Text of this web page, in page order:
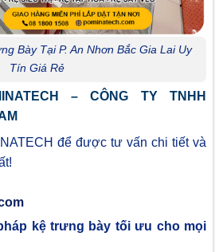
Bày Tại P. An Nhơn Bắc Gia Lai Uy
Tín Giá Rẻ
– CÔNG TY TNHH
để được tư vấn chi tiết và
pháp kệ trưng bày tối ưu cho mọi